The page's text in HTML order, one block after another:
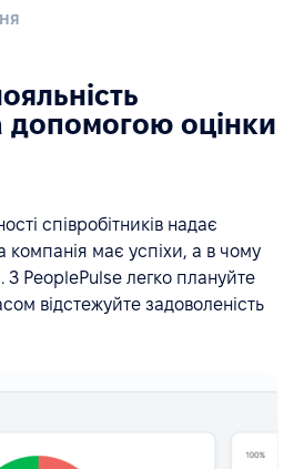
допомогою оцінки
співробітників надає
компанія має успіхи, а в чому
PeoplePulse легко плануйте
відстежуйте задоволеність